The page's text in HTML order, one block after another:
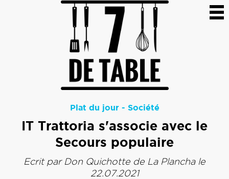
Plat du jour- Société
IT Trattoria s'associe avec le
Secours populaire
Ecrit par Don Quichotte de La Planchale
22.07.2021